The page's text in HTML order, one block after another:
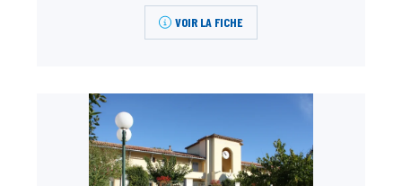
VOIR LA FICHE